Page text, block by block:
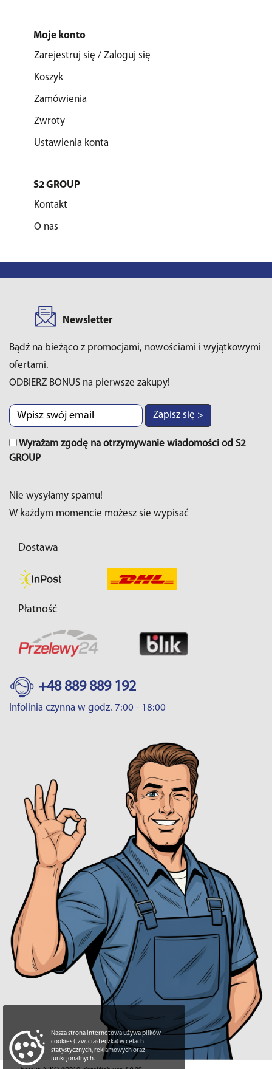
Moje konto
Zarejestruj się / Zaloguj się
Koszyk
Zamówienia
Zwroty
Ustawienia konta
S2 GROUP
Kontakt
O nas
Newsletter
Bądź na bieżąco z promocjami, nowościami i wyjątkowymi
ofertami.
ODBIERZ BONUS na pierwsze zakupy!
Zapisz się >
Wyrażam zgodę na otrzymywanie wiadomości od S2
GROUP
Nie wysyłamy spamu!
W każdym momencie możesz sie wypisać
Dostawa
Płatność
+48 889 889 192
Infolinia czynna w godz. 7:00 - 18:00
Nasza strona internetowa używa plików
cookies (tzw. ciasteczka) w celach
statystycznych, reklamowych oraz
funkcjonalnych.